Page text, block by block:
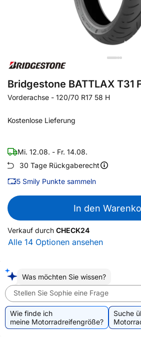
Bridgestone BATTLAX T31
Vorderachse - 120/70 R17 58 H
Kostenlose Lieferung
Mi. 12.08. - Fr. 14.08.
30 Tage Rückgaberecht
5 Smily Punkte sammeln
In den
Verkauf durch CHECK24
Alle 14 Optionen ansehen
Was möchten Sie wissen?
Stellen Sie Sophie eine Frage
Wie finde ich
meine Motorradreifengröße?
Suche